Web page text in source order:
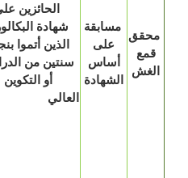
الحائزين على
شهادة البكالوريا
الذين أتموا بنجاح
سنتين من الدراسة
أو التكوين
العالي
مسابقة
على
أساس
الشهادة